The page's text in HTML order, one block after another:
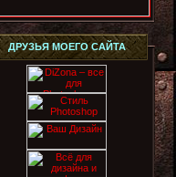
ДРУЗЬЯ МОЕГО САЙТА